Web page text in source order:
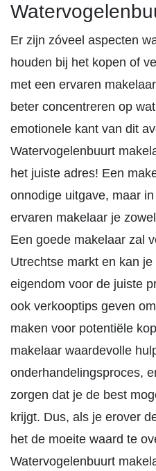
Er zijn zóveel aspecten
houden bij het kopen of
met een ervaren
beter concentreren op
emotionele kant van dit
Watervogelenbuurt
het juiste adres! Een
onnodige uitgave, maar
ervaren makelaar je
Een goede makelaar zal
Utrechtse markt en kan
eigendom voor de juiste
ook verkooptips geven
maken voor potentiële
makelaar waardevolle
onderhandelingsproces,
zorgen dat je de best
krijgt. Dus, als je erover
het de moeite waard te
Watervogelenbuurt